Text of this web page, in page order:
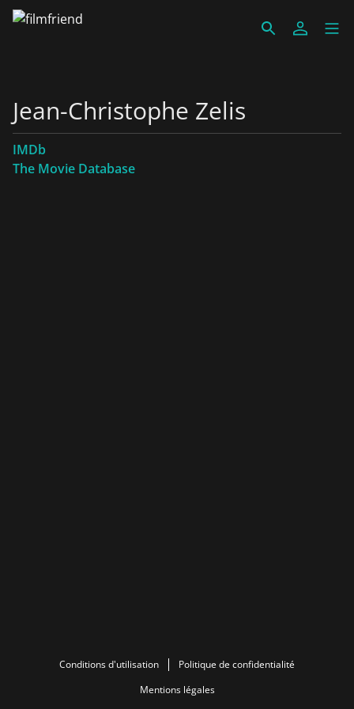
Jean-Christophe Zelis
IMDb
The Movie Database
Conditions d'utilisation
Politique de confidentialité
Mentions légales